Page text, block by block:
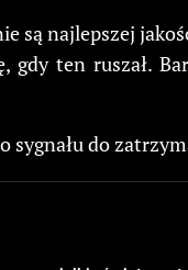
są najlepszej
gdy ten ruszał.
sygnału do